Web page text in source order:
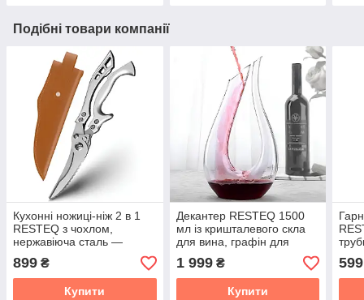
Подібні товари компанії
Кухонні ножиці-ніж 2 в 1
RESTEQ з чохлом,
нержавіюча сталь —
універсальний інструмент
для оброблення та
різання
899 ₴
Купити
Декантер RESTEQ 1500
мл із кришталевого скла
для вина, графін для
аерації червоних вин,
елегантний дизайн для
дегустації та
1 999₴
Купити
599